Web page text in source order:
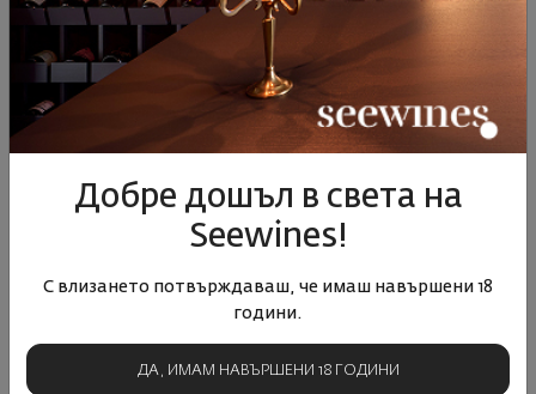
Мерло, Сира и Каберне
Совиньон Виа Антика 2021
Добре дошъл в света на
Seewines!
С влизането потвърждаваш, че имаш навършени 18
години.
ДА, ИМАМ НАВЪРШЕНИ 18 ГОДИНИ